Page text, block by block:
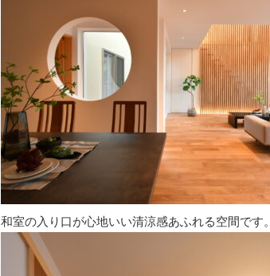
和室の入り口が心地いい清涼感あふれる空間です。